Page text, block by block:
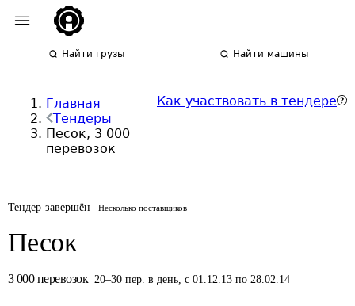
Найти грузы Найти машины
Главная
Тендеры
Песок, 3 000
перевозок
Как участвовать в тендере
Тендер завершён Несколько поставщиков
Песок
3 000 перевозок 20–30 пер. в день,с 01.12.13 по 28.02.14